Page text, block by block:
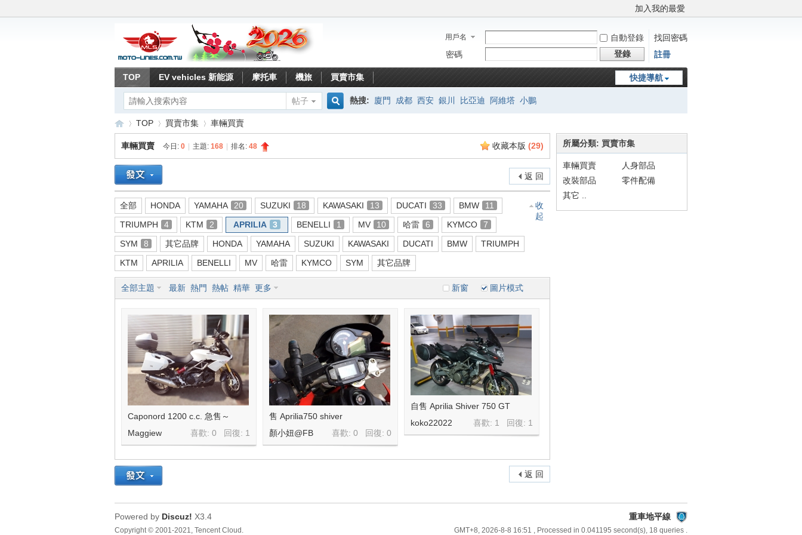
加入我的最愛
用戶名 自動登錄
找回密碼
密碼
登錄 註冊
快捷導航
TOP EV vehicles 新能源 摩托車 機旅 買賣市集
帖子
熱搜: 廈門 成都 西安 銀川 比亞迪 阿維塔 小鵬
車
平
»
TOP 買賣市集 車輛買賣
收藏本版 (29)
車輛買賣 今日: 0 主題: 168 排名: 48
返 回
收
起
全部 HONDA YAMAHA 20 SUZUKI 18 KAWASAKI 13 DUCATI 33 BMW
11
TRIUMPH
4 KTM 2 APRILIA 3 BENELLI 1 MV 10 哈雷 6 KYMCO
7
SYM
8 其它品牌 HONDA YAMAHA SUZUKI KAWASAKI DUCATI BMW
TRIUMPH
KTM
APRILIA BENELLI MV 哈雷 KYMCO SYM 其它品牌
新窗
全部主題 最新 熱門 熱帖 精華 更多 圖片模式
Caponord 1200 c.c. 急售～
喜歡: 0 回復: 1
Maggiew
售 Aprilia750 shiver
喜歡: 0 回復: 0
顏小妞@FB
自售 Aprilia Shiver 750 GT
喜歡: 1 回復: 1
koko22022
返 回
所屬分類: 買賣市集
車輛買賣
人身部品
改裝部品
零件配備
其它 ..
重車地平線
GMT+8, 2026-8-8 16:51 , Processed in 0.041195 second(s), 18 queries .
Powered by Discuz! X3.4
Copyright © 2001-2021, Tencent Cloud.